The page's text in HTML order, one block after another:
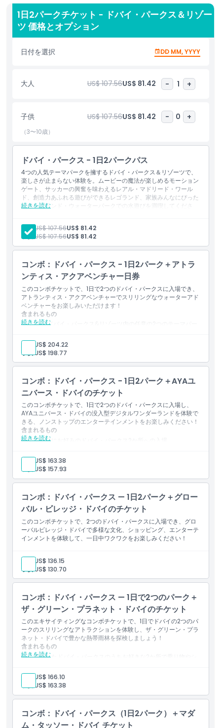
レゴランド・ドバイとレゴランド・ウォーターパークは、2〜12歳
の子供連れのご家族に最適で、レゴをテーマにしたアトラクショ
ン、ウォータースライダー、ビルディングゾーン、創造力とワクワ
モーションゲート・ドバイは映画ファンの夢の目的地で、ハリウッ
入型ゾーンを備えています。次世代のライドやライブエンターテイ
ンメントを通じて映画の魔法が現実になります。
ティブな展示、ゲーム、テーマ体験を通じて世界で最も伝説的なサ
ッカークラブの歴史、功績、興奮を体験できます。リバーランド・
ドバイは入場無料のテーマ型小売・飲食エリアで、すべてのパーク
をつなぐエリアです。異なる歴史的時代に着想を得た通りを探索
し、景観の良いウォーターフロント、ライブショー、国際色豊かな
料理をお楽しみください。ご家族や友人と一緒に、忘れられない1
日でドバイの最高のテーマパークをまとめて楽しめるコンボチケッ
トです。
含まれるもの
子供／大人ポリシー
営業時間
行き方
利用規約
キャンセルポリシー
1日2パークチケット - ドバイ・パークス＆リゾー
ツ 価格とオプション
日付を選択 DD MM, YYYY
大人 US$ 107.56US$ 81.42 - 1 +
子供 US$ 107.56US$ 81.42 - 0 +
（3〜10歳）
ドバイ・パークス - 1日2パークパス
4つの人気テーマパークを擁するドバイ・パークス＆リゾーツで、
楽しさが止まらない体験を。ムービーの魔法が楽しめるモーション
ゲート、サッカーの興奮を味わえるレアル・マドリード・ワール
ド、創造力あふれる遊びができるレゴランド、家族みんなにぴった
りのレゴランド・ウォーターパークでの水遊びを満喫してくださ
続きを読む
含まれる内容
ドバイ・パークス - 1日2パークパス。
このチケットは、モーションゲート、レアル・マドリード・ワ
ールド、レゴランド・テーマパーク、レゴランド・ウォーター
場できるものです。
大人: US$ 107.56US$ 81.42
子供:
US$ 107.56US$ 81.42
コンボ：ドバイ・パークス - 1日2パーク＋アトラ
ンティス・アクアベンチャー日券
このコンボチケットで、1日で2つのドバイ・パークスに入場でき、
アトランティス・アクアベンチャーでスリリングなウォーターアド
ベンチャーをお楽しみいただけます！
続きを読む
含まれるもの
1日でドバイ・パークス&リゾーツ内の任意の2つのテーマパー
世界最大のウォーターパーク、アトランティス・アクアベンチ
ャーへの終日アクセス
高速スライド、リバーラピッズ、プライベートビーチへのアク
セス
ンのモバイルチケット
大人: US$ 204.22
子供:US$ 198.77
コンボ：ドバイ・パークス - 1日2パーク＋AYAユ
ニバース・ドバイのチケット
このコンボチケットで、1日で2つのドバイ・パークスに入場し、
AYAユニバース・ドバイの没入型デジタルワンダーランドを体験で
きる、ノンストップのエンターテインメントをお楽しみください！
続きを読む
含まれるもの
同じ日にお好みのドバイ・パークス2か所への入場
場
光、音、プロジェクションマッピングで未来的な世界を探索
屋外のスリルと屋内の創造性が絶妙に融合した体験
大人: US$ 163.38
子供: US$ 157.93
コンボ：ドバイ・パークス — 1日2パーク＋グロー
バル・ビレッジ・ドバイのチケット
このコンボチケットで、2つのドバイ・パークスに入場でき、グロ
ーバルビレッジ・ドバイで多様な文化、ショッピング、エンターテ
インメントを体験して、一日中ワクワクをお楽しみください！
大人: US$ 136.15
子供:US$ 130.70
コンボ：ドバイ・パークス — 1日で2つのパーク＋
ザ・グリーン・プラネット・ドバイのチケット
このエキサイティングなコンボチケットで、1日でドバイの2つのパ
ークのスリリングなアトラクションを体験し、ザ・グリーン・プラ
ネット・ドバイで豊かな熱帯雨林を探検しましょう！
続きを読む
含まれるもの
選択したドバイ・パークスのうちお好きな2か所で乗り物やシ
ドバイの屋内熱帯バイオドーム「ザ・グリーンプラネット」へ
の入場
エキゾチックな野生動物、豊かな緑、そして生き生きとした熱
帯雨林を発見できます
大人: US$ 166.10
子供: US$ 163.38
コンボ：ドバイ・パークス（1日2パーク）＋マダ
ム・タッソー・ドバイ チケット